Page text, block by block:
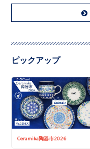
ピックアップ
Ceramika陶器市2026